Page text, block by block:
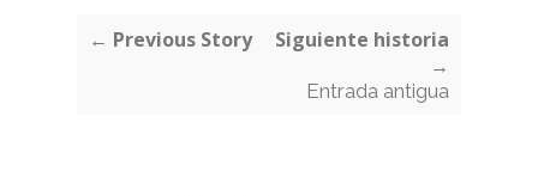
← Previous Story
Siguiente historia
→
Entrada antigua